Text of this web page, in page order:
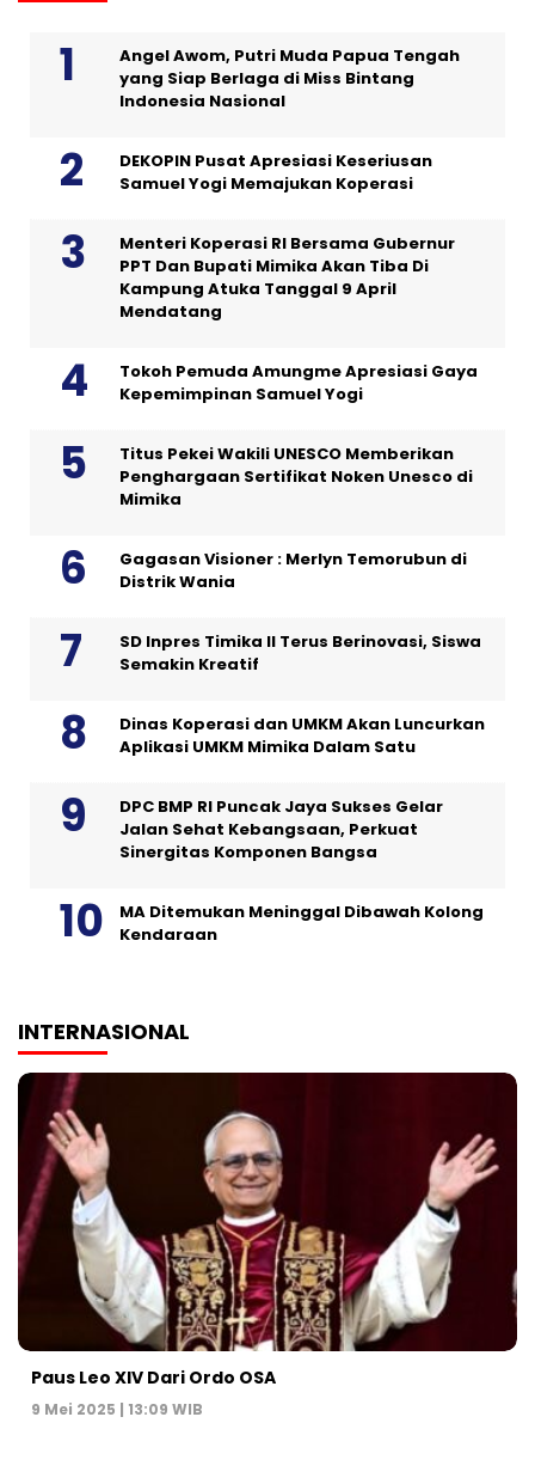
Angel Awom, Putri Muda Papua Tengah
yang Siap Berlaga di Miss Bintang
Indonesia Nasional
DEKOPIN Pusat Apresiasi Keseriusan
Samuel Yogi Memajukan Koperasi
Menteri Koperasi RI Bersama Gubernur
PPT Dan Bupati Mimika Akan Tiba Di
Kampung Atuka Tanggal 9 April
Mendatang
Tokoh Pemuda Amungme Apresiasi Gaya
Kepemimpinan Samuel Yogi
Titus Pekei Wakili UNESCO Memberikan
Penghargaan Sertifikat Noken Unesco di
Mimika
Gagasan Visioner : Merlyn Temorubun di
Distrik Wania
SD Inpres Timika II Terus Berinovasi, Siswa
Semakin Kreatif
Dinas Koperasi dan UMKM Akan Luncurkan
Aplikasi UMKM Mimika Dalam Satu
DPC BMP RI Puncak Jaya Sukses Gelar
Jalan Sehat Kebangsaan, Perkuat
Sinergitas Komponen Bangsa
MA Ditemukan Meninggal Dibawah Kolong
Kendaraan
INTERNASIONAL
Paus Leo XIV Dari Ordo OSA
9 Mei 2025 | 13:09 WIB